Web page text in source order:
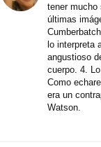
tener mucho
últimas
lo interpreta
angustioso
cuerpo. 4.
Como
era un
Watson.